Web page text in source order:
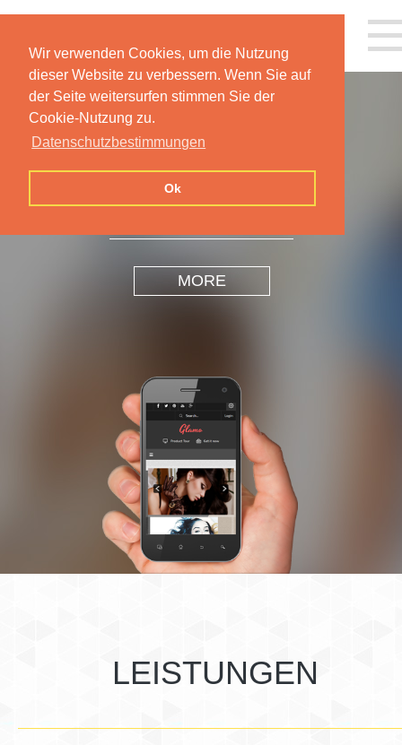
Wir verwenden Cookies, um die Nutzung
dieser Website zu verbessern. Wenn Sie auf
der Seite weitersurfen stimmen Sie der
Cookie-Nutzung zu.
Datenschutzbestimmungen
Ok
INSPIRATION
DESIGN
MORE
LEISTUNGEN